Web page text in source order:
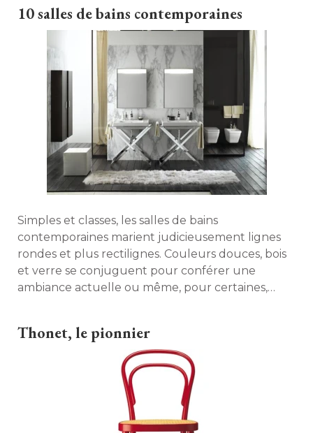
10 salles de bains contemporaines
Simples et classes, les salles de bains
contemporaines marient judicieusement lignes
rondes et plus rectilignes. Couleurs douces, bois
et verre se conjuguent pour conférer une
ambiance actuelle ou même, pour certaines,
Thonet, le pionnier